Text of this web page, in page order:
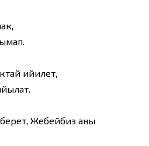
ийилет,
Жебейбиз аны